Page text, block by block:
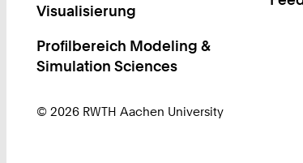
Visualisierung
Profilbereich Modeling &
Simulation Sciences
© 2026 RWTH Aachen University